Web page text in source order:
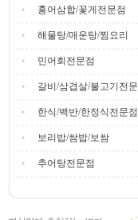
홍어삼합/꽃게전문점
해물탕/매운탕/찜요리
민어회전문점
갈비/삼겹살/불고기전문
한식/백반/한정식전문점
보리밥/쌈밥/보쌈
추어탕전문점